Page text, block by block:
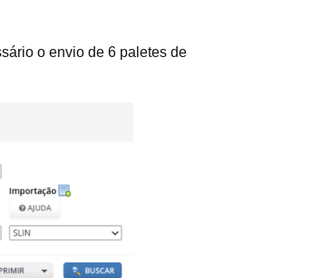
o envio de 6 paletes de